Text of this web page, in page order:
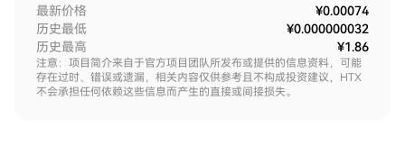
最新价格
¥0.00074
历史最低
¥0.000000032
历史最高
¥1.86
注意：项目简介来自于官方项目团队所发布或提供的信息资料，可能
存在过时、错误或遗漏，相关内容仅供参考且不构成投资建议，HTX
不会承担任何依赖这些信息而产生的直接或间接损失。